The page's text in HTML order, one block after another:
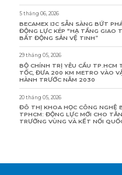
5 tháng 06, 2026
BECAMEX IJC SẴN SÀNG BỨT
ĐỘNG LỰC KÉP “HẠ TẦNG GIAO
BẤT ĐỘNG SẢN VỆ TINH”
29 tháng 05, 2026
BỘ CHÍNH TRỊ YÊU CẦU TP.HCM
TỐC, ĐƯA 200 KM METRO VÀO
HÀNH TRƯỚC NĂM 2030
20 tháng 05, 2026
ĐÔ THỊ KHOA HỌC CÔNG NGHỆ
TPHCM: ĐỘNG LỰC MỚI CHO
TRƯỞNG VÙNG VÀ KẾT NỐI